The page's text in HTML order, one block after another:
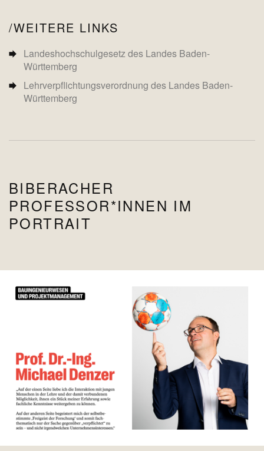
WEITERE LINKS
Landeshochschulgesetz des Landes Baden-
Württemberg
Lehrverpflichtungsverordnung des Landes Baden-
Württemberg
BIBERACHER
PROFESSOR*INNEN IM
PORTRAIT